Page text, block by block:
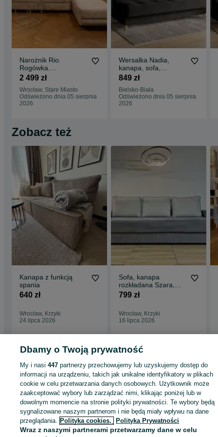
Narożnik Rio.
Rogówka.
Regulowane
zagłówki. Sztruks!
Szybka dostawa!
2 499 zł
Wrocław, Stare Miasto
Odświeżono dnia 05 sierpnia
2026
Wersalka Nadia,
kanapa, sofa,
tapczan, łóżko.
Sprężyny! Szybka
dostawa
849 zł
Bielsko-Biała
Odświeżono dnia 05 sierpnia
2026
Zobacz też
Kanapa z funkcją
spania
640 zł
Wrocław, Krzyki
24 lipca 2026
Sofa, kanapa
rozkładana Szara,
Transport, Montaż
799 zł
Wrocław, Krzyki
16 lipca 2026
Dolnośląskie
Sofy i kanapy - Wrocław Sofy i kanapy - Fabryczna
KATEGORIA
ID:1053082275 Wyświetlenia:
Dbamy o Twoją prywatność
My i nasi447 partnerzy przechowujemy lub uzyskujemy dostęp do
informacji na urządzeniu, takich jak unikalne identyfikatory w plikach
cookie w celu przetwarzania danych osobowych. Użytkownik może
zaakceptować wybory lub zarządzać nimi, klikając poniżej lub w
dowolnym momencie na stronie polityki prywatności. Te wybory będą
sygnalizowane naszym partnerom i nie będą miały wpływu na dane
przeglądania. Polityka cookies, Polityka Prywatności
Wraz z naszymi partnerami przetwarzamy dane w celu